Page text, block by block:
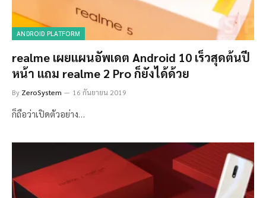
ANDROID PLATFORM
realme เผยแผนอัพเดต Android 10 เร็วสุดต้นปี
หน้า แถม realme 2 Pro ก็ยังได้ด้วย
By ZeroSystem 16 กันยายน 2019
ก็ถือว่าเปิดตัวอย่าง…